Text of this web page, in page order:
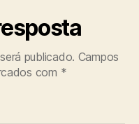
publicado. Campos
com *